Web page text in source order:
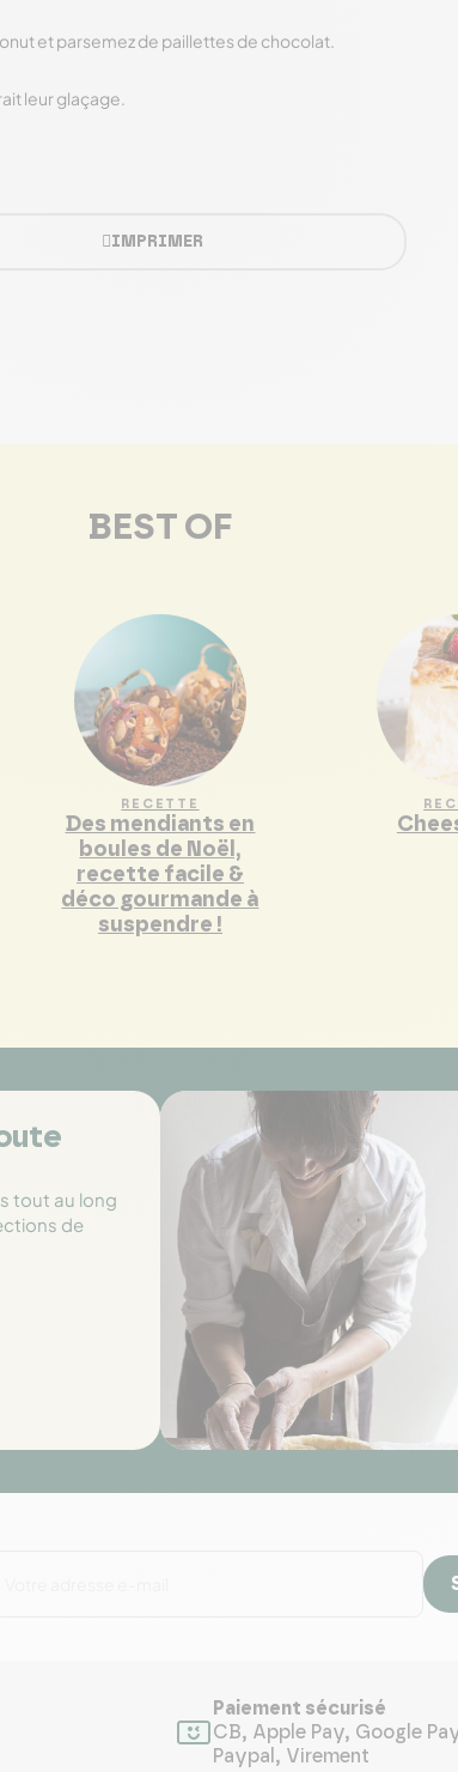
et parsemez de paillettes de chocolat.
leur glaçage.
IMPRIMER
BEST OF
RECETTE
Des mendiants en
boules de Noël,
recette facile &
déco gourmande à
suspendre !
tout au long
de
Paiement sécurisé
CB, Apple Pay, Google
Paypal, Virement